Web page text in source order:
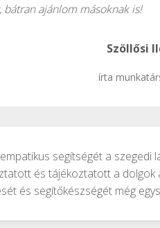
bátran ajánlom másoknak is!
Szöllősi
írta
segítségét a
és tájékoztatott a
és segítőkészségét még